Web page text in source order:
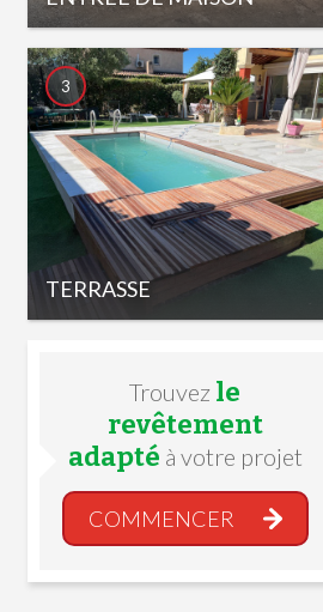
TERRASSE
3
Trouvez le
revêtement
adapté à votre projet
COMMENCER